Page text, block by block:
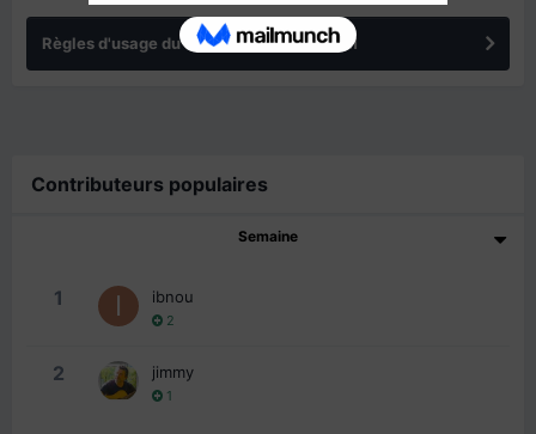
Règles d'usage du forum IMMIGRER.COM
Contributeurs populaires
Semaine
1 ibnou
2
2 jimmy
1